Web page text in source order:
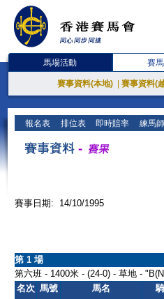
馬場活動 賽
賽事資料(本地) 賽事資料(
報名表 排位表 即時賠率 練馬
賽事日期: 14/10/1995
第 1 場
第六班 - 1400米 - (24-0) - 草地 -
名次 馬號 馬名